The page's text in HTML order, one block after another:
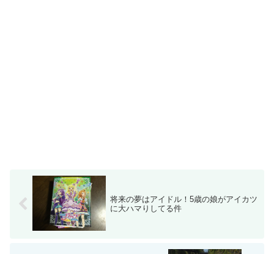
将来の夢はアイドル！5歳の娘がアイカツ
に大ハマりしてる件